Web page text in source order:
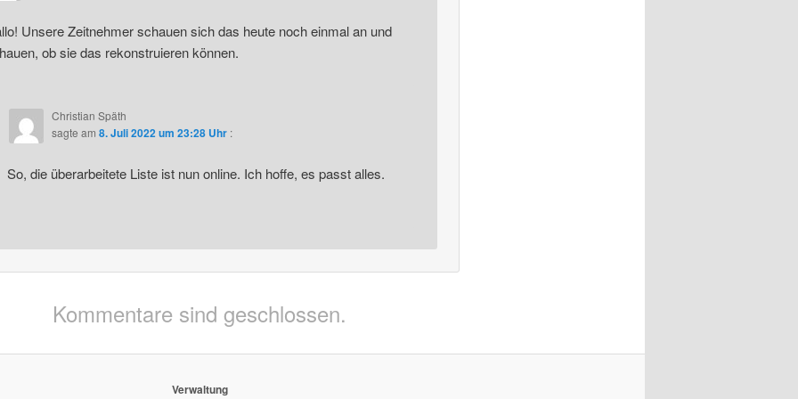
Unsere Zeitnehmer schauen sich das heute noch einmal an und
ob sie das rekonstruieren können.
Christian Späth
sagte am 8. Juli 2022 um 23:28 Uhr :
So, die überarbeitete Liste ist nun online. Ich hoffe, es passt alles.
Kommentare sind geschlossen.
Verwaltung